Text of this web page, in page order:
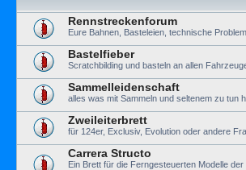
Rennstreckenforum
Eure Bahnen, Basteleien, technische
Bastelfieber
Scratchbilding und basteln an allen
Sammelleidenschaft
alles was mit Sammeln und seltenem zu tun
Zweileiterbrett
für 124er, Exclusiv, Evolution oder andere
Carrera Structo
Ein Brett für die Ferngesteuerten Modelle